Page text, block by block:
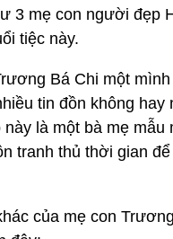
3 mẹ con người đẹp
tiệc này.
Bá Chi một
tin đồn không hay
là một bà mẹ mẫu
tranh thủ thời gian
của mẹ con